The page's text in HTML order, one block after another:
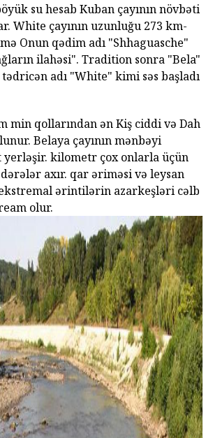
su hesab Kuban çayının növbəti
White çayının uzunluğu 273 km-
Onun qədim adı "Shhaguasche"
ilahəsi". Tradition sonra "Bela"
adı "White" kimi səs başladı
min qollarından ən Kiş ciddi və Dah
Belaya çayının mənbəyi
yerləşir. kilometr çox onlarla üçün
axır. qar əriməsi və leysan
ekstremal ərintilərin azarkeşləri cəlb
olur.